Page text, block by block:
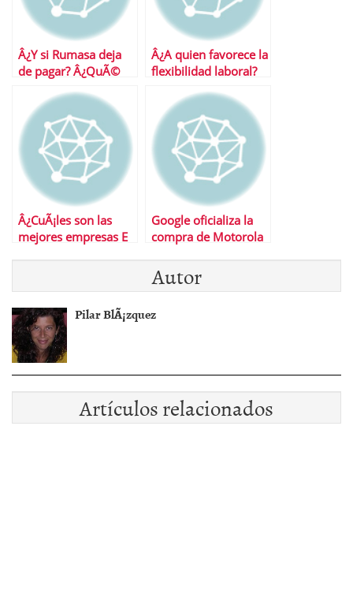
Â¿Y si Rumasa deja
de pagar? Â¿QuÃ©
los inversores?
Â¿A quien favorece la
flexibilidad laboral?
Â¿CuÃ¡les son las
mejores empresas E
Google oficializa la
compra de Motorola
Autor
Pilar BlÃ¡zquez
Artículos relacionados